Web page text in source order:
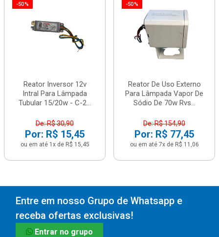
-50%
Reator Inversor 12v
Intral Para Lâmpada
Tubular 15/20w - C-2...
De: R$ 30,90
Por: R$ 15,45
ou em até 1x de R$ 15,45
-50%
Reator De Uso Externo
Para Lâmpada Vapor De
Sódio De 70w Rvs...
De: R$ 154,90
Por: R$ 77,45
ou em até 7x de R$ 11,06
Entre em nosso Grupo de Whatsapp e
receba ofertas exclusivas!
Entrar no grupo